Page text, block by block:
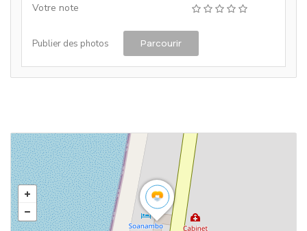
Votre note
Publier des photos Parcourir